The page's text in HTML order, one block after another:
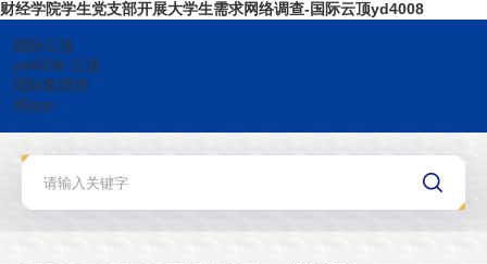
财经学院学生党支部开展大学生需求网络调查-国际云顶yd4008
国际云顶
yd4008-云顶
国际集团游
戏app